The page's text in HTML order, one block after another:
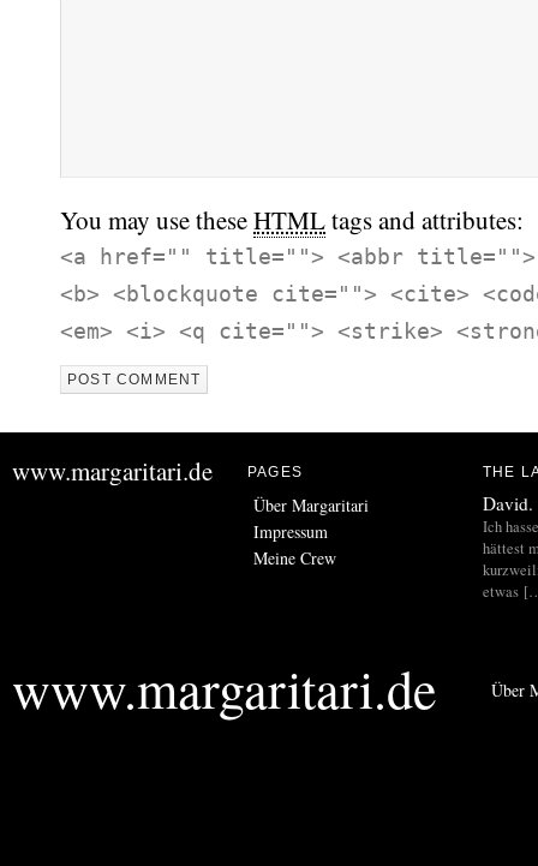
You may use theseHTMLtags and attributes:
<a href="" title=""> <abbr title="">
<b> <blockquote cite=""> <cite>
<em> <i> <q cite=""> <strike>
www.margaritari.de PAGES
Über Margaritari
Impressum
Meine Crew
THE
David.
Ich
hättest
etwas
www.margaritari.de Über